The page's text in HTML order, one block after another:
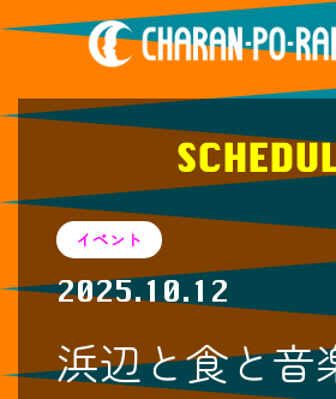
イベント
2025.10.12
浜辺と食と音